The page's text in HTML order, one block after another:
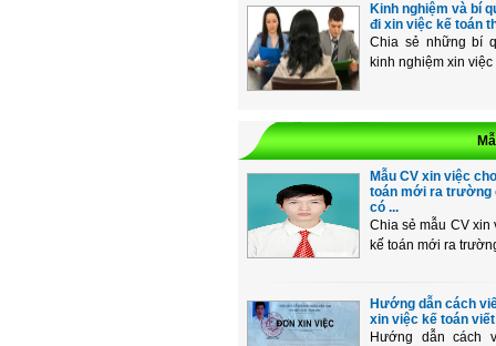
Kinh nghiệm và bí
đi xin việc kế toán
Chia sẻ những bí
kinh nghiệm xin việc
Mẫu CV xin việc
toán mới ra trường
có ...
Chia sẻ mẫu CV xin
kế toán mới ra
Hướng dẫn cách
xin việc kế toán
Hướng dẫn cách